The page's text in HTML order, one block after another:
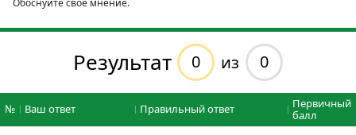
Обоснуйте свое мнение.
Результат 0 из 0
№ Ваш ответ Правильный ответ
Первичный
балл